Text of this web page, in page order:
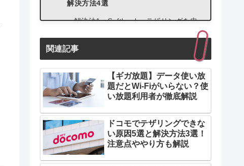
解決方法4選
解決法1：Softbankへテザリングを申
解決法2：データ通信量が大きいプラ
ンへ変更
解決法3：ポケットWi-FiやWiMAXを
活用
解決法4：自宅では光回線を利用する
関連記事
【ギガ放題】データ使い放
題だとWi-Fiがいらない？使
い放題利用者が徹底解説
ドコモでテザリングできな
い原因5選と解決方法3選！
注意点ややり方も解説